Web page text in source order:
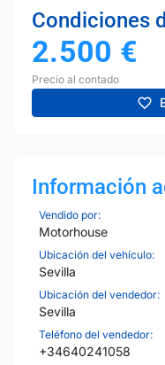
Condiciones
2.500 €
Precio al contado
Información
Vendido por:
Motorhouse
Ubicación del vehículo:
Sevilla
Ubicación del vendedor:
Sevilla
Teléfono del vendedor:
+34640241058